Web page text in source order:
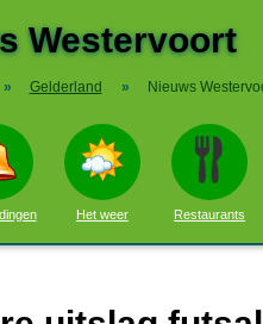
Westervoort
» Gelderland » Nieuws
Het weer Restaurants